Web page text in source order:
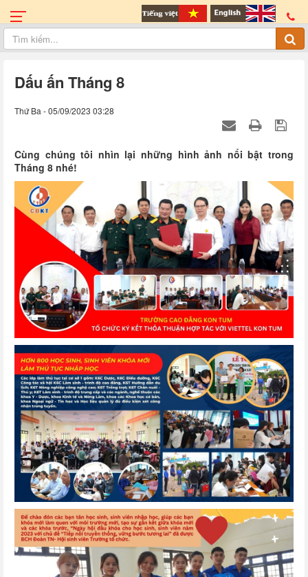
Dấu ấn Tháng 8
Thứ Ba - 05/09/2023 03:28
Cùng chúng tôi nhìn lại những hình ảnh nổi bật trong
Tháng 8 nhé!